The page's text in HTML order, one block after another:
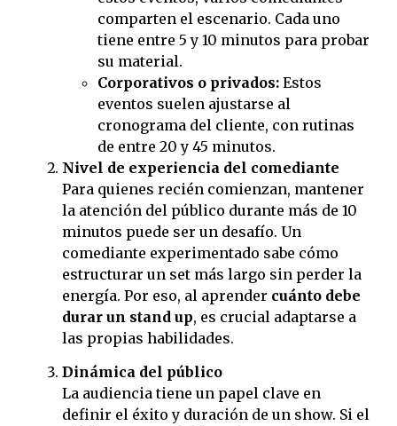
comparten el escenario. Cada uno
tiene entre 5 y 10 minutos para probar
su material.
Corporativos o privados: Estos
eventos suelen ajustarse al
cronograma del cliente, con rutinas
de entre 20 y 45 minutos.
Nivel de experiencia del comediante
Para quienes recién comienzan, mantener
la atención del público durante más de 10
minutos puede ser un desafío. Un
comediante experimentado sabe cómo
estructurar un set más largo sin perder la
energía. Por eso, al aprender cuánto debe
durar un stand up, es crucial adaptarse a
las propias habilidades.
Dinámica del público
La audiencia tiene un papel clave en
definir el éxito y duración de un show. Si el